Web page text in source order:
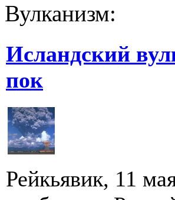
Вулканизм:
Исландский
пок
Рейкьявик, 11